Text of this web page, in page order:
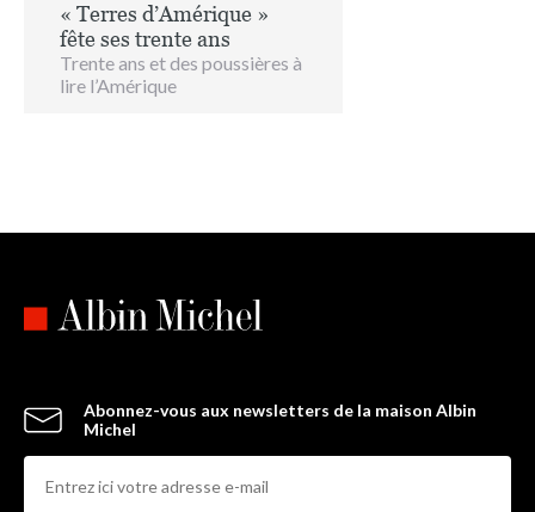
« Terres d’Amérique »
fête ses trente ans
Trente ans et des poussières à
lire l’Amérique
Abonnez-vous aux newsletters de la maison Albin
Michel